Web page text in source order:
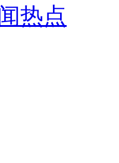
热点